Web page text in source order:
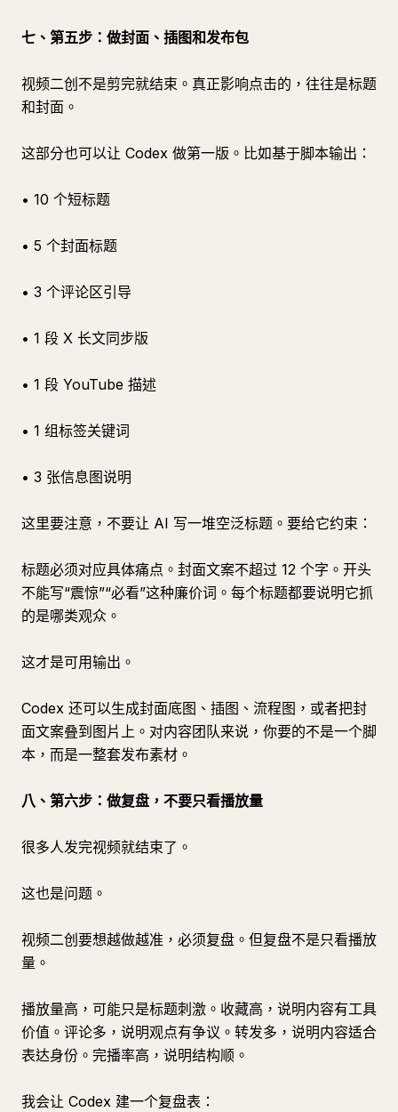
七、第五步：做封面、插图和发布包
视频二创不是剪完就结束。真正影响点击的，往往是标题
和封面。
这部分也可以让 Codex 做第一版。比如基于脚本输出：
• 10 个短标题
• 5 个封面标题
• 3 个评论区引导
• 1 段 X 长文同步版
• 1 段 YouTube 描述
• 1 组标签关键词
• 3 张信息图说明
这里要注意，不要让 AI 写一堆空泛标题。要给它约束：
标题必须对应具体痛点。封面文案不超过 12 个字。开头
不能写“震惊”“必看”这种廉价词。每个标题都要说明它抓
的是哪类观众。
这才是可用输出。
Codex 还可以生成封面底图、插图、流程图，或者把封
面文案叠到图片上。对内容团队来说，你要的不是一个脚
本，而是一整套发布素材。
八、第六步：做复盘，不要只看播放量
很多人发完视频就结束了。
这也是问题。
视频二创要想越做越准，必须复盘。但复盘不是只看播放
量。
播放量高，可能只是标题刺激。收藏高，说明内容有工具
价值。评论多，说明观点有争议。转发多，说明内容适合
表达身份。完播率高，说明结构顺。
我会让 Codex 建一个复盘表：